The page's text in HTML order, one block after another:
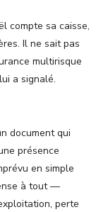
compte sa caisse,
Il ne sait pas
multirisque
a signalé.
document qui
présence
en simple
à tout —
perte